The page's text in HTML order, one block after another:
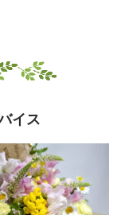
イス